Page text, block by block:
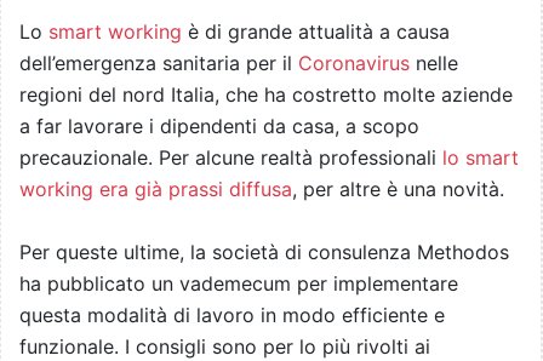
Lo smart working è di grande attualità a causa
dell’emergenza sanitaria per il Coronavirus nelle
regioni del nord Italia, che ha costretto molte aziende
a far lavorare i dipendenti da casa, a scopo
precauzionale. Per alcune realtà professionali lo smart
working era già prassi diffusa, per altre è una novità.
Per queste ultime, la società di consulenza Methodos
ha pubblicato un vademecum per implementare
questa modalità di lavoro in modo efficiente e
funzionale. I consigli sono per lo più rivolti ai